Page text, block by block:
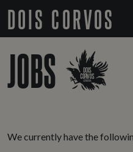
DOIS CORVOS
JOBS
We currently have the